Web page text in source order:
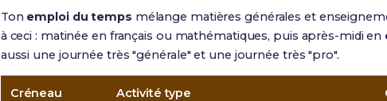
Ton emploi du temps mélange matières générales et
à ceci : matinée en français ou mathématiques, puis après-midi en
aussi une journée très "générale" et une journée très "pro".
Créneau Activité type